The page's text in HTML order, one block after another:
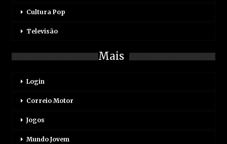
Cultura Pop
Televisão
Mais
Login
Correio Motor
Jogos
Mundo Jovem